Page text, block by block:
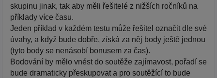
skupinu jinak, tak aby měli řešitelé z nižších ročníků na
příklady více času.
Jeden příklad v každém testu může řešitel označit dle své
úvahy, a když bude dobře, získá za něj body ještě jednou
(tyto body se nenásobí bonusem za čas).
Bodování by mělo vnést do soutěže zajímavost, pořadí se
bude dramaticky přeskupovat a pro soutěžící to bude